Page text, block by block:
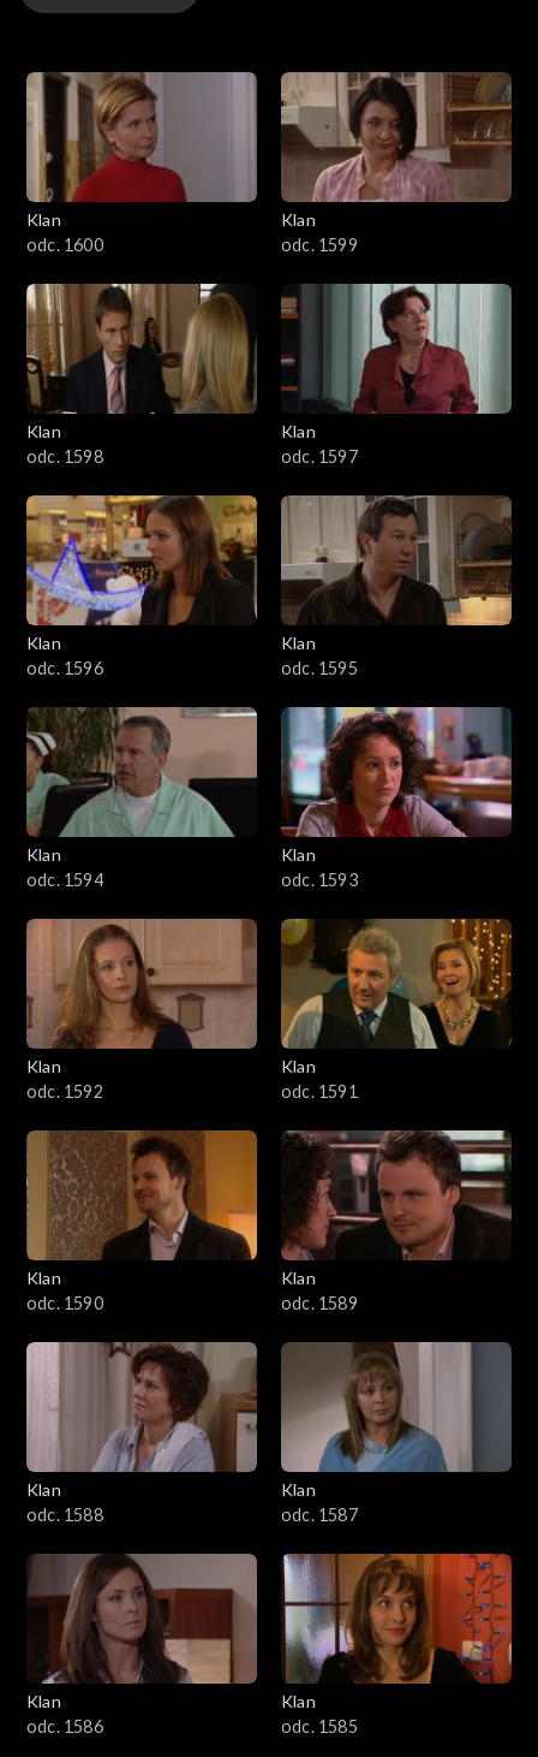
4601–4700
4501–4600
4401–4500
4301–4400
4201–4300
4101–4200
3901–4000
3801–3900
3701–3800
3601–3700
3501–3600
3401–3500
3201–3300
3101–3200
3001–3100
2901–3000
2801–2900
2701–2800
2501–2600
2401–2500
2301–2400
2201–2300
2101–2200
2001–2100
1901–2000
Klan
odc. 1600
Klan
odc. 1599
Klan
odc. 1598
Klan
odc. 1597
Klan
odc. 1596
Klan
odc. 1595
Klan
odc. 1594
Klan
odc. 1593
Klan
odc. 1592
Klan
odc. 1591
Klan
odc. 1590
Klan
odc. 1589
Klan
odc. 1588
Klan
odc. 1587
Klan
odc. 1586
Klan
odc. 1585